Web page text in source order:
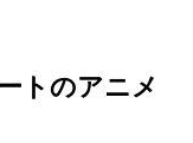
トのアニメ